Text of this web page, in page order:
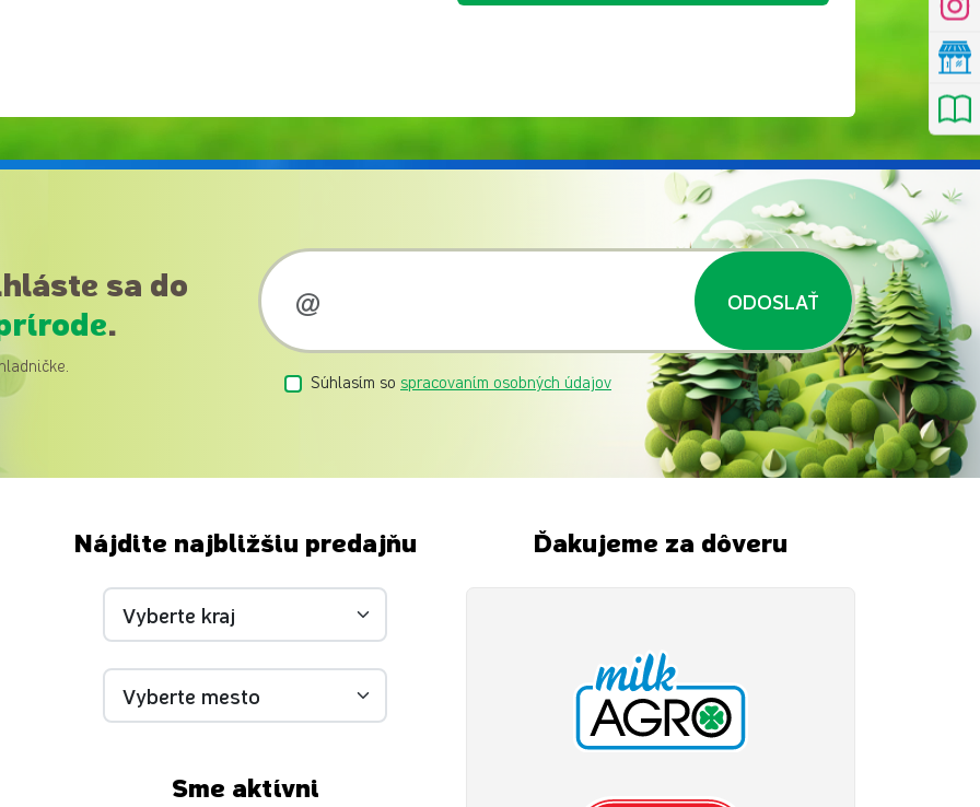
sa do
.
ODOSLAŤ
Súhlasím so spracovaním osobných údajov
Nájdite najbližšiu predajňu
Sme aktívni
Ďakujeme za dôveru